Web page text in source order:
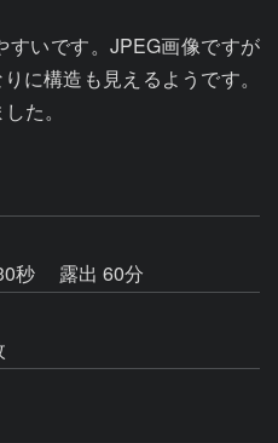
いです。JPEG画像ですが
に構造も見えるようです。
た。
秒
露出 60分